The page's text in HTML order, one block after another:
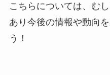
こちらについては、む
あり今後の情報や動向
う！